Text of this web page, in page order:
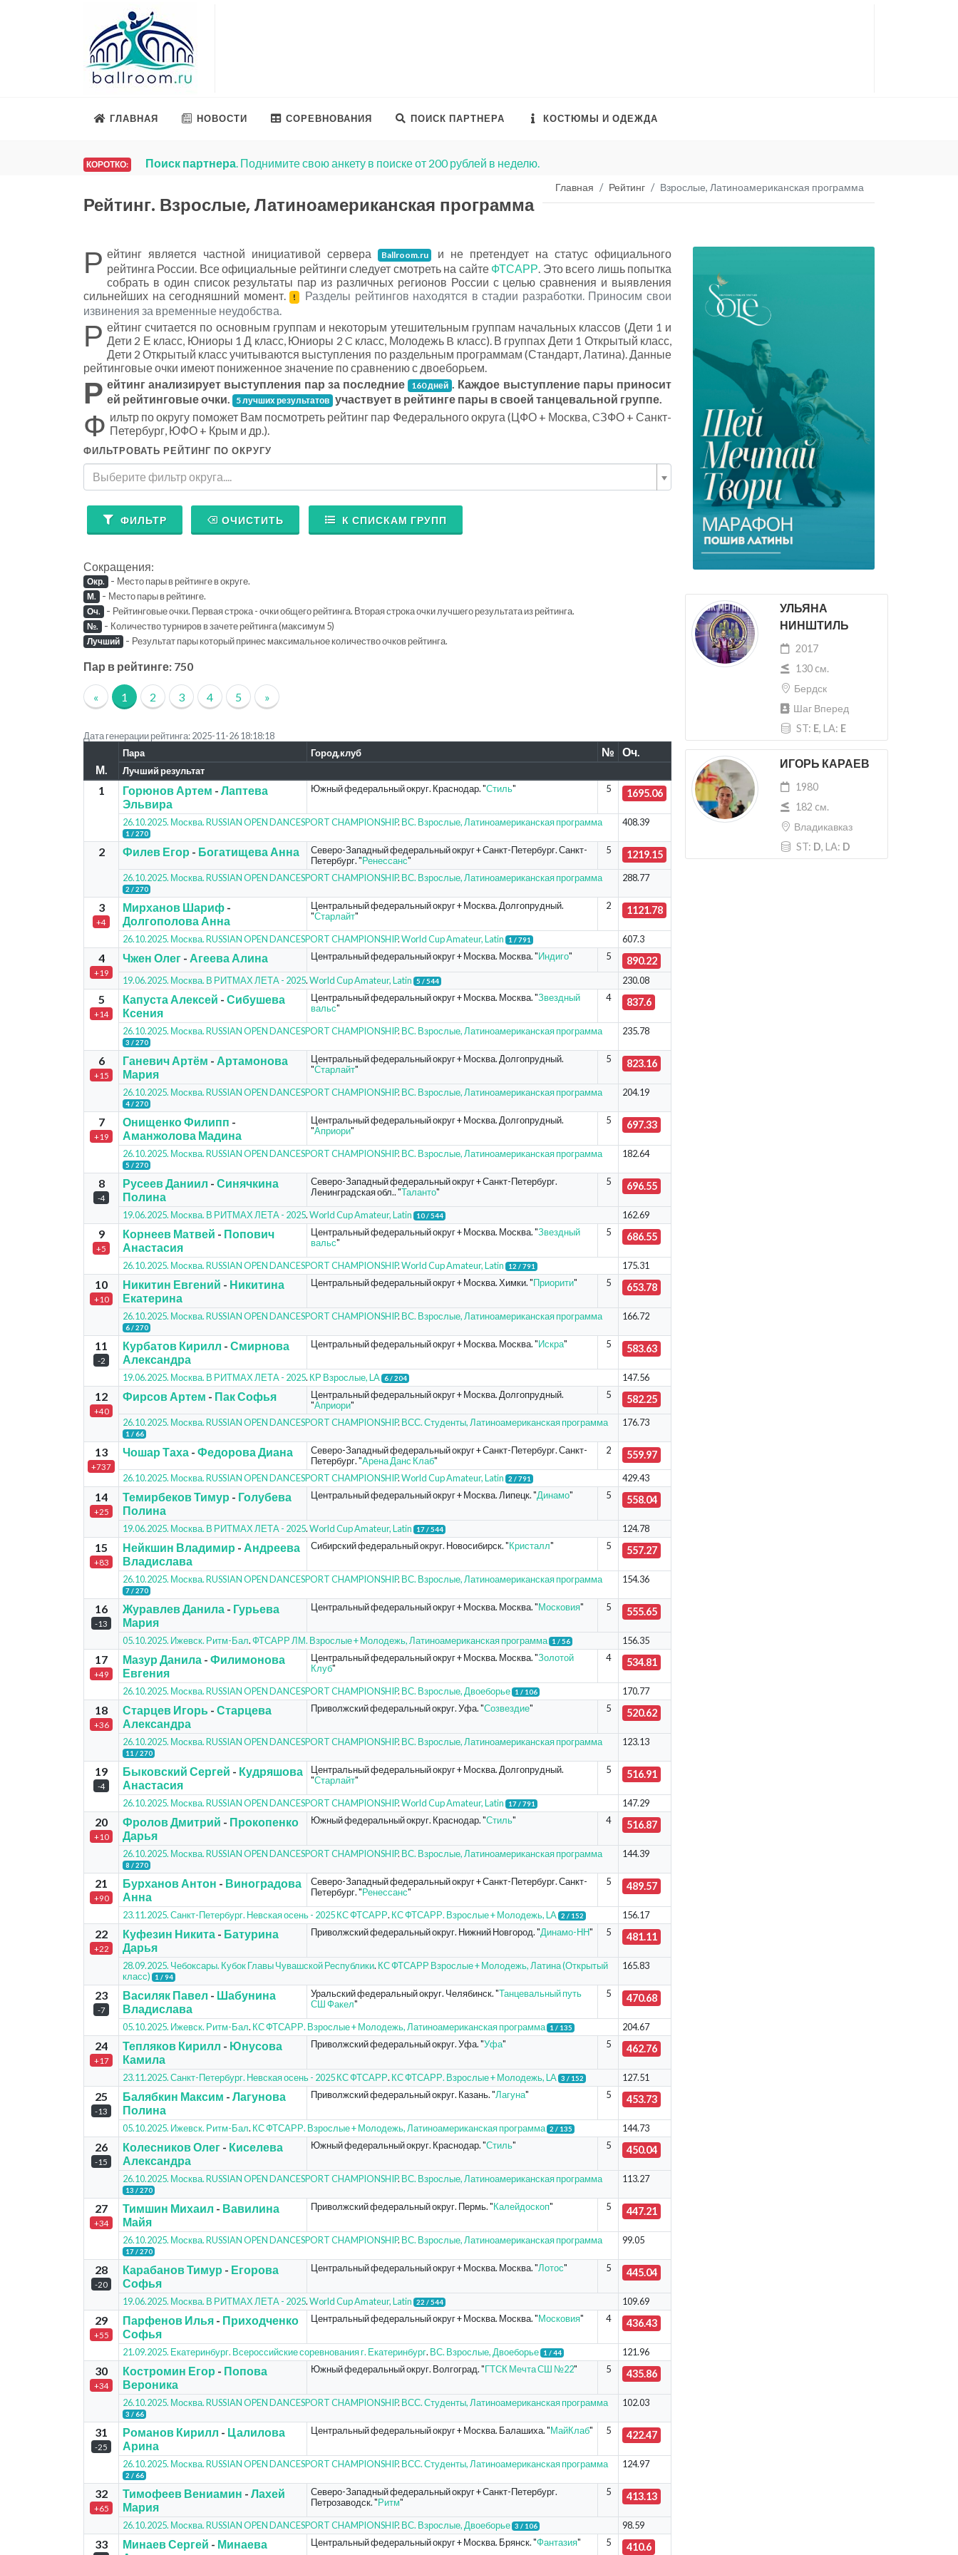
ГЛАВНАЯ НОВОСТИ СОРЕВНОВАНИЯ ПОИСК ПАРТНЕРА КОСТЮМЫ И ОДЕЖДА
КОРОТКО: Поиск партнера. Поднимите свою анкету в поиске от 200 рублей в неделю.
Главная Рейтинг Взрослые, Латиноамериканская программа
Рейтинг. Взрослые, Латиноамериканская программа
УЛЬЯНА
НИНШТИЛЬ
2017
130 cм.
Бердск
Шаг Вперед
ST: E, LA: E
ИГОРЬ КАРАЕВ
1980
182 cм.
Владикавказ
ST: D, LA: D
Р ейтинг является частной инициативой сервера Ballroom.ru
и не претендует на статус официального
рейтинга России. Все официальные рейтинги следует смотреть на сайте ФТСАРР. Это всего лишь попытка
собрать в один список результаты пар из различных регионов России с целью сравнения и выявления
сильнейших на сегодняшний момент. !
Разделы рейтингов находятся в стадии разработки. Приносим свои
извинения за временные неудобства.
Р ейтинг считается по основным группам и некоторым утешительным группам начальных классов (Дети 1 и
Дети 2 Е класс, Юниоры 1 Д класс, Юниоры 2 C класс, Молодежь B класс). В группах Дети 1 Открытый класс,
Дети 2 Открытый класс учитываются выступления по раздельным программам (Стандарт, Латина). Данные
рейтинговые очки имеют пониженное значение по сравнению с двоеборьем.
Р ейтинг анализирует выступления пар за последние 160 дней . Каждое выступление пары приносит
ей рейтинговые очки.
5 лучших результатов участвует в рейтинге пары в своей танцевальной группе.
Ф ильтр по округу поможет Вам посмотреть рейтинг пар Федерального округа (ЦФО + Москва, CЗФО + Санкт-
Петербург, ЮФО + Крым и др.).
ФИЛЬТРОВАТЬ РЕЙТИНГ ПО ОКРУГУ
Выберите фильтр округа....
ФИЛЬТР ОЧИСТИТЬ К СПИСКАМ ГРУПП
Сокращения:
Окр. - Место пары в рейтинге в округе.
М. - Место пары в рейтинге.
Оч. - Рейтинговые очки. Первая строка - очки общего рейтинга. Вторая строка очки лучшего результата из рейтинга.
№. - Количество турниров в зачете рейтинга (максимум 5)
Лучший - Результат пары который принес максимальное количество очков рейтинга.
Пар в рейтинге: 750
« 1 2 3 4 5 »
Дата генерации рейтинга: 2025-11-26 18:18:18
М.
Пара Город,клуб № Оч.
Лучший результат
1 Горюнов Артем - Лаптева
Эльвира
Южный федеральный округ. Краснодар. "Стиль" 5 1695.06
26.10.2025. Москва. RUSSIAN OPEN DANCESPORT CHAMPIONSHIP. ВС. Взрослые, Латиноамериканская программа
1 / 270
408.39
2 Филев Егор - Богатищева Анна
Северо-Западный федеральный округ + Санкт-Петербург. Санкт-
Петербург. "Ренессанс"
5 1219.15
26.10.2025. Москва. RUSSIAN OPEN DANCESPORT CHAMPIONSHIP. ВС. Взрослые, Латиноамериканская программа
2 / 270
288.77
3
+4
Мирханов Шариф-
Долгополова Анна
Центральный федеральный округ + Москва. Долгопрудный.
"Старлайт"
2 1121.78
26.10.2025. Москва. RUSSIAN OPEN DANCESPORT CHAMPIONSHIP.World Cup Amateur, Latin 1 / 791 607.3
4
+19
Чжен Олег- Агеева Алина Центральный федеральный округ + Москва. Москва. "Индиго" 5 890.22
19.06.2025. Москва. В РИТМАХ ЛЕТА - 2025.World Cup Amateur, Latin 5 / 544 230.08
5
+14
Капуста Алексей - Сибушева
Ксения
Центральный федеральный округ + Москва. Москва. "Звездный
вальс"
4 837.6
26.10.2025. Москва. RUSSIAN OPEN DANCESPORT CHAMPIONSHIP. ВС. Взрослые, Латиноамериканская программа
3 / 270
235.78
6
+15
Ганевич Артём - Артамонова
Мария
Центральный федеральный округ + Москва. Долгопрудный.
"Старлайт"
5 823.16
26.10.2025. Москва. RUSSIAN OPEN DANCESPORT CHAMPIONSHIP. ВС. Взрослые, Латиноамериканская программа
4 / 270
204.19
7
+19
Онищенко Филипп -
Аманжолова Мадина
Центральный федеральный округ + Москва. Долгопрудный.
"Априори"
5 697.33
26.10.2025. Москва. RUSSIAN OPEN DANCESPORT CHAMPIONSHIP. ВС. Взрослые, Латиноамериканская программа
5 / 270
182.64
8
-4
Русеев Даниил - Синячкина
Полина
Северо-Западный федеральный округ + Санкт-Петербург.
Ленинградская обл.. "Таланто"
5 696.55
19.06.2025. Москва. В РИТМАХ ЛЕТА - 2025.World Cup Amateur, Latin 10 / 544 162.69
9
+5
Корнеев Матвей - Попович
Анастасия
Центральный федеральный округ + Москва. Москва. "Звездный
вальс"
5 686.55
26.10.2025. Москва. RUSSIAN OPEN DANCESPORT CHAMPIONSHIP.World Cup Amateur, Latin 12 / 791 175.31
10
+10
Никитин Евгений - Никитина
Екатерина
Центральный федеральный округ + Москва. Химки. "Приорити" 5 653.78
26.10.2025. Москва. RUSSIAN OPEN DANCESPORT CHAMPIONSHIP. ВС. Взрослые, Латиноамериканская программа
6 / 270
166.72
11
-2
Курбатов Кирилл - Смирнова
Александра
Центральный федеральный округ + Москва. Москва. "Искра" 5 583.63
19.06.2025. Москва. В РИТМАХ ЛЕТА - 2025. КР Взрослые, LA 6 / 204 147.56
12
+40
Фирсов Артем - Пак Софья
Центральный федеральный округ + Москва. Долгопрудный.
"Априори"
5 582.25
26.10.2025. Москва. RUSSIAN OPEN DANCESPORT CHAMPIONSHIP. ВСС. Студенты, Латиноамериканская программа
1 / 66
176.73
13
+737
Чошар Таха- Федорова Диана
Северо-Западный федеральный округ + Санкт-Петербург. Санкт-
Петербург. "Арена Данс Клаб"
2 559.97
26.10.2025. Москва. RUSSIAN OPEN DANCESPORT CHAMPIONSHIP.World Cup Amateur, Latin 2 / 791 429.43
14
+25
Темирбеков Тимур - Голубева
Полина
Центральный федеральный округ + Москва. Липецк. "Динамо" 5 558.04
19.06.2025. Москва. В РИТМАХ ЛЕТА - 2025.World Cup Amateur, Latin 17 / 544 124.78
15
+83
Нейкшин Владимир - Андреева
Владислава
Сибирский федеральный округ. Новосибирск. "Кристалл" 5 557.27
26.10.2025. Москва. RUSSIAN OPEN DANCESPORT CHAMPIONSHIP. ВС. Взрослые, Латиноамериканская программа
7 / 270
154.36
16
-13
Журавлев Данила- Гурьева
Мария
Центральный федеральный округ + Москва. Москва. "Московия" 5 555.65
05.10.2025. Ижевск. Ритм-Бал.ФТСАРР ЛМ. Взрослые + Молодежь, Латиноамериканская программа 1 / 56 156.35
17
+49
Мазур Данила- Филимонова
Евгения
Центральный федеральный округ + Москва. Москва. "Золотой
Клуб"
4 534.81
26.10.2025. Москва. RUSSIAN OPEN DANCESPORT CHAMPIONSHIP. ВС. Взрослые, Двоеборье 1 / 106 170.77
18
+36
Старцев Игорь- Старцева
Александра
Приволжский федеральный округ. Уфа. "Созвездие" 5 520.62
26.10.2025. Москва. RUSSIAN OPEN DANCESPORT CHAMPIONSHIP. ВС. Взрослые, Латиноамериканская программа
11 / 270
123.13
19
-4
Быковский Сергей - Кудряшова
Анастасия
Центральный федеральный округ + Москва. Долгопрудный.
"Старлайт"
5 516.91
26.10.2025. Москва. RUSSIAN OPEN DANCESPORT CHAMPIONSHIP.World Cup Amateur, Latin 17 / 791 147.29
20
+10
Фролов Дмитрий - Прокопенко
Дарья
Южный федеральный округ. Краснодар. "Стиль" 4 516.87
26.10.2025. Москва. RUSSIAN OPEN DANCESPORT CHAMPIONSHIP. ВС. Взрослые, Латиноамериканская программа
8 / 270
144.39
21
+90
Бурханов Антон - Виноградова
Анна
Северо-Западный федеральный округ + Санкт-Петербург. Санкт-
Петербург. "Ренессанс"
5 489.57
23.11.2025. Санкт-Петербург. Невская осень - 2025 КС ФТСАРР. КС ФТСАРР. Взрослые + Молодежь, LA 2 / 152 156.17
22
+22
Куфезин Никита- Батурина
Дарья
Приволжский федеральный округ. Нижний Новгород. "Динамо-НН" 5 481.11
28.09.2025. Чебоксары. Кубок Главы Чувашской Республики. КС ФТСАРР Взрослые + Молодежь, Латина (Открытый
класс)
1 / 94
165.83
23
-7
Василяк Павел - Шабунина
Владислава
Уральский федеральный округ. Челябинск. "Танцевальный путь
СШ Факел"
5 470.68
05.10.2025. Ижевск. Ритм-Бал. КС ФТСАРР. Взрослые + Молодежь, Латиноамериканская программа 1 / 135 204.67
24
+17
Тепляков Кирилл - Юнусова
Камила
Приволжский федеральный округ. Уфа. "Уфа" 5 462.76
23.11.2025. Санкт-Петербург. Невская осень - 2025 КС ФТСАРР. КС ФТСАРР. Взрослые + Молодежь, LA 3 / 152 127.51
25
-13
Балябкин Максим - Лагунова
Полина
Приволжский федеральный округ. Казань. "Лагуна" 5 453.73
05.10.2025. Ижевск. Ритм-Бал. КС ФТСАРР. Взрослые + Молодежь, Латиноамериканская программа 2 / 135 144.73
26
-15
Колесников Олег- Киселева
Александра
Южный федеральный округ. Краснодар. "Стиль" 5 450.04
26.10.2025. Москва. RUSSIAN OPEN DANCESPORT CHAMPIONSHIP. ВС. Взрослые, Латиноамериканская программа
13 / 270
113.27
27
+34
Тимшин Михаил - Вавилина
Майя
Приволжский федеральный округ. Пермь. "Калейдоскоп" 5 447.21
26.10.2025. Москва. RUSSIAN OPEN DANCESPORT CHAMPIONSHIP. ВС. Взрослые, Латиноамериканская программа
17 / 270
99.05
28
-20
Карабанов Тимур - Егорова
Софья
Центральный федеральный округ + Москва. Москва. "Лотос" 5 445.04
19.06.2025. Москва. В РИТМАХ ЛЕТА - 2025.World Cup Amateur, Latin 22 / 544 109.69
29
+55
Парфенов Илья- Приходченко
Софья
Центральный федеральный округ + Москва. Москва. "Московия" 4 436.43
21.09.2025. Екатеринбург. Всероссийские соревнования г. Екатеринбург. ВС. Взрослые, Двоеборье 1 / 44 121.96
30
+34
Костромин Егор - Попова
Вероника
Южный федеральный округ. Волгоград. "ГТСК Мечта СШ №22" 5 435.86
26.10.2025. Москва. RUSSIAN OPEN DANCESPORT CHAMPIONSHIP. ВСС. Студенты, Латиноамериканская программа
3 / 66
102.03
31
-25
Романов Кирилл - Цалилова
Арина
Центральный федеральный округ + Москва. Балашиха. "МайКлаб" 5 422.47
26.10.2025. Москва. RUSSIAN OPEN DANCESPORT CHAMPIONSHIP. ВСС. Студенты, Латиноамериканская программа
2 / 66
124.97
32
+65
Тимофеев Вениамин - Лахей
Мария
Северо-Западный федеральный округ + Санкт-Петербург.
Петрозаводск. "Ритм"
5 413.13
26.10.2025. Москва. RUSSIAN OPEN DANCESPORT CHAMPIONSHIP. ВС. Взрослые, Двоеборье 3 / 106 98.59
33 Минаев Сергей - Минаева
Центральный федеральный округ + Москва. Брянск. "Фантазия" 5 410.6